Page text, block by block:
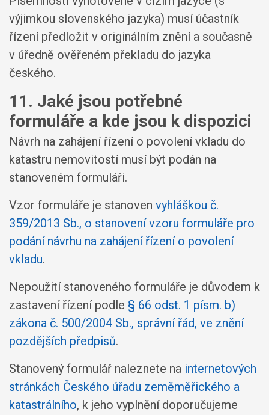
výjimkou slovenského jazyka) musí účastník
řízení předložit v originálním znění a současně
v úředně ověřeném překladu do jazyka
českého.
11. Jaké jsou potřebné
formuláře a kde jsou k dispozici
Návrh na zahájení řízení o povolení vkladu do
katastru nemovitostí musí být podán na
stanoveném formuláři.
Vzor formuláře je stanoven vyhláškou č.
359/2013 Sb., o stanovení vzoru formuláře pro
podání návrhu na zahájení řízení o povolení
vkladu.
Nepoužití stanoveného formuláře je důvodem k
zastavení řízení podle § 66 odst. 1 písm. b)
zákona č. 500/2004 Sb., správní řád, ve znění
pozdějších předpisů.
Stanovený formulář naleznete na internetových
stránkách Českého úřadu zeměměřického a
katastrálního, k jeho vyplnění doporučujeme